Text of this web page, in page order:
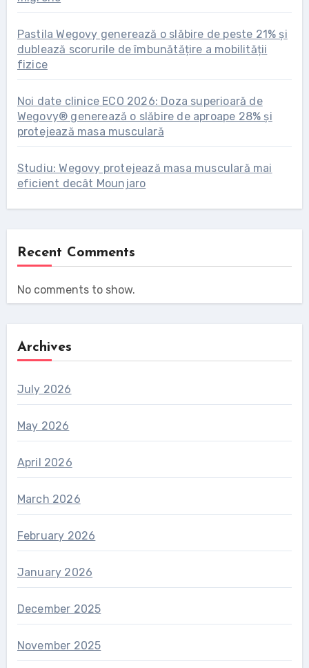
Pastila Wegovy generează o slăbire de peste 21% și
dublează scorurile de îmbunătățire a mobilității
fizice
Noi date clinice ECO 2026: Doza superioară de
Wegovy® generează o slăbire de aproape 28% și
protejează masa musculară
Studiu: Wegovy protejează masa musculară mai
eficient decât Mounjaro
Recent Comments
No comments to show.
Archives
July 2026
May 2026
April 2026
March 2026
February 2026
January 2026
December 2025
November 2025